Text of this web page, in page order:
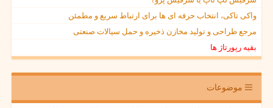
واکی تاکی، انتخاب حرفه ای ها برای ارتباط سریع و مطمئن
مرجع طراحی و تولید مخازن ذخیره و حمل سیالات صنعتی
بقیه رپورتاژ ها
موضوعات